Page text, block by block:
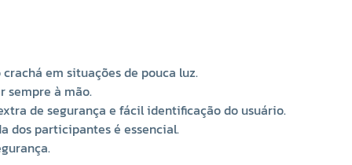
Marca: Makro
Comprimento
Composição: 90% poliéster, 10% plástico
Brilha no escuro: Visibilidade e destaque mesmo em
ambientes escuros
em situações de pouca luz.
sempre à mão.
de segurança e fácil identificação do usuário.
dos participantes é essencial.